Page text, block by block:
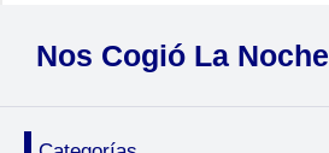
Nos Cogió La Noche